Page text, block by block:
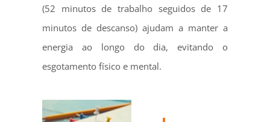
(52 minutos de trabalho seguidos de 17
minutos de descanso) ajudam a manter a
energia ao longo do dia, evitando o
esgotamento físico e mental.